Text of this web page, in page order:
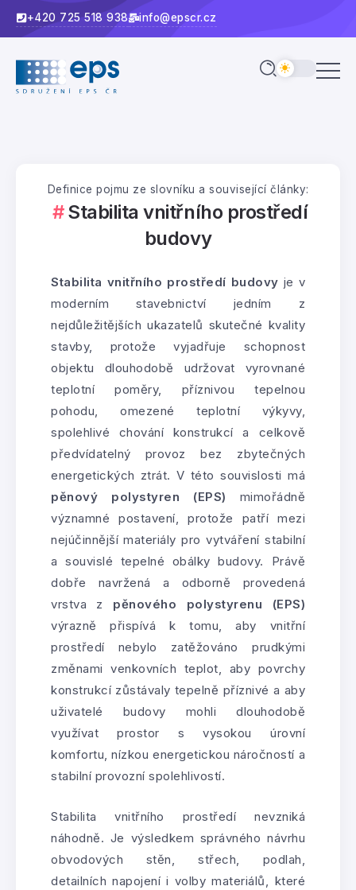
+420 725 518 938 info@epscr.cz
Definice pojmu ze slovníku a související články:
Stabilita vnitřního prostředí
budovy
Stabilita vnitřního prostředí budovy je v
moderním stavebnictví jedním z
nejdůležitějších ukazatelů skutečné kvality
stavby, protože vyjadřuje schopnost
objektu dlouhodobě udržovat vyrovnané
teplotní poměry, příznivou tepelnou
pohodu, omezené teplotní výkyvy,
spolehlivé chování konstrukcí a celkově
předvídatelný provoz bez zbytečných
energetických ztrát. V této souvislosti má
pěnový polystyren (EPS) mimořádně
významné postavení, protože patří mezi
nejúčinnější materiály pro vytváření stabilní
a souvislé tepelné obálky budovy. Právě
dobře navržená a odborně provedená
vrstva z pěnového polystyrenu (EPS)
výrazně přispívá k tomu, aby vnitřní
prostředí nebylo zatěžováno prudkými
změnami venkovních teplot, aby povrchy
konstrukcí zůstávaly tepelně příznivé a aby
uživatelé budovy mohli dlouhodobě
využívat prostor s vysokou úrovní
komfortu, nízkou energetickou náročností a
stabilní provozní spolehlivostí.
Stabilita vnitřního prostředí nevzniká
náhodně. Je výsledkem správného návrhu
obvodových stěn, střech, podlah,
detailních napojení i volby materiálů, které